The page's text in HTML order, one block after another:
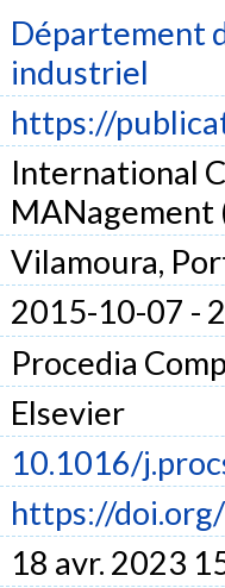
Département
industriel
https://
International
Vilamoura,
2015-10-07 -
Procedia
Elsevier
10.1016/
https://
18 avr. 2023